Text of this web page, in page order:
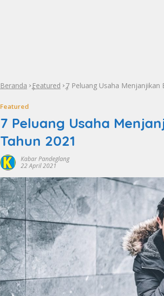
Beranda »Featured »7 Peluang Usaha Menjanjikan
Featured
7 Peluang Usaha
Tahun 2021
Kabar Pandeglang
22 April 2021